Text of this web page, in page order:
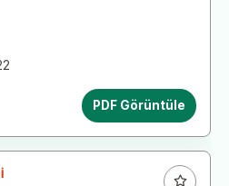
PDF Görüntüle